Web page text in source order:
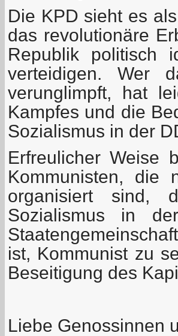
Die KPD sieht es
das revolutionäre
Republik politisch
verteidigen. Wer
verunglimpft, hat
Kampfes und die
Sozialismus in der
Erfreulicher Weise
Kommunisten,
organisiert sind,
Sozialismus in
ist, Kommunist zu
Beseitigung des
Liebe Genossinnen